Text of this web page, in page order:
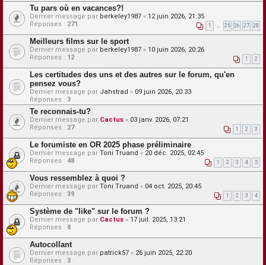
Tu pars où en vacances?!
Dernier message par berkeley1987 « 12 juin 2026, 21:35
Réponses : 271 1 … 25 26 27 28
Meilleurs films sur le sport
Dernier message par berkeley1987 « 10 juin 2026, 20:26
Réponses : 12 1 2
Les certitudes des uns et des autres sur le forum, qu'en
pensez vous?
Dernier message par Jahstrad « 09 juin 2026, 20:33
Réponses : 3
Te reconnais-tu?
Dernier message par Cactus « 03 janv. 2026, 07:21
Réponses : 27 1 2 3
Le forumiste en OR 2025 phase préliminaire
Dernier message par Toni Truand « 20 déc. 2025, 02:45
Réponses : 48 1 2 3 4 5
Vous ressemblez à quoi ?
Dernier message par Toni Truand « 04 oct. 2025, 20:45
Réponses : 39 1 2 3 4
Système de "like" sur le forum ?
Dernier message par Cactus « 17 juil. 2025, 13:21
Réponses : 8
Autocollant
Dernier message par patrick57 « 26 juin 2025, 22:20
Réponses : 3